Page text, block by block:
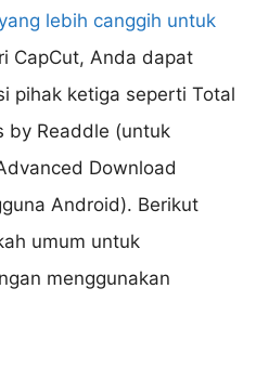
lebih canggih untuk
CapCut, Anda dapat
pihak ketiga seperti Total
by Readdle (untuk
Download
Android). Berikut
umum untuk
menggunakan